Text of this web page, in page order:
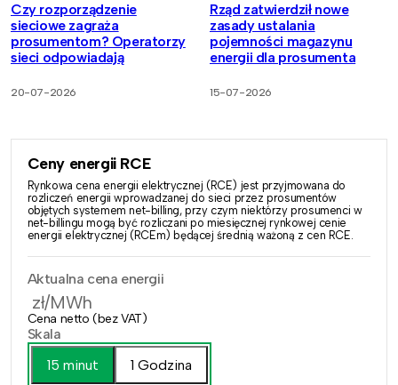
Czy rozporządzenie
sieciowe zagraża
prosumentom? Operatorzy
sieci odpowiadają
20-07-2026
Rząd zatwierdził nowe
zasady ustalania
pojemności magazynu
energii dla prosumenta
15-07-2026
Ceny energii RCE
Rynkowa cena energii elektrycznej (RCE) jest przyjmowana do
rozliczeń energii wprowadzanej do sieci przez prosumentów
objętych systemem net-billing, przy czym niektórzy prosumenci w
net-billingu mogą być rozliczani po miesięcznej rynkowej cenie
energii elektrycznej (RCEm) będącej średnią ważoną z cen RCE.
Aktualna cena energii
zł/MWh
Cena netto (bez VAT)
Skala
15 minut
1 Godzina